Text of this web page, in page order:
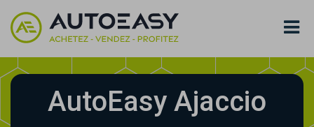
AutoEasy Ajaccio